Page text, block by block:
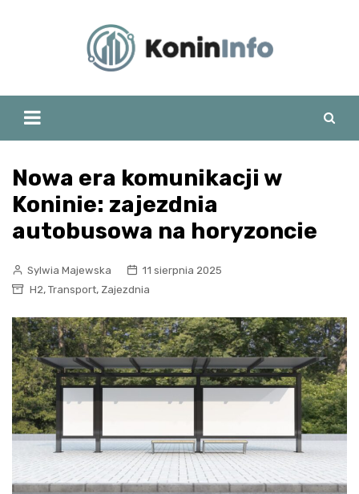
Nowa era komunikacji w
Koninie: zajezdnia
autobusowa na horyzoncie
Sylwia Majewska
11 sierpnia 2025
H2, Transport, Zajezdnia